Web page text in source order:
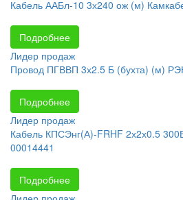
Кабель ААБл-10 3х240 ож (м)
Подробнее
Лидер продаж
Провод ПГВВП 3х2.5 Б (бухта) (м)
Подробнее
Лидер продаж
Кабель КПСЭнг(А)-FRHF 2х2х0.5
00014441
Подробнее